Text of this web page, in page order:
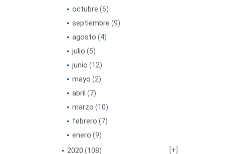
octubre (6)
septiembre (9)
agosto (4)
julio (5)
junio (12)
mayo (2)
abril (7)
marzo (10)
febrero (7)
enero (9)
2020 (108)